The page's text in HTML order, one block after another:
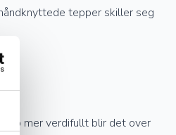
tepper skiller seg
mer verdifullt blir det over